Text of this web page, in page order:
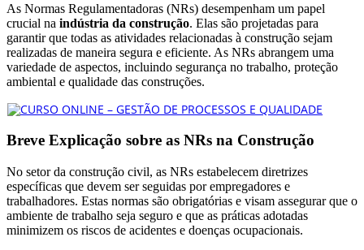
As Normas Regulamentadoras (NRs) desempenham um papel
crucial na indústria da construção. Elas são projetadas para
garantir que todas as atividades relacionadas à construção sejam
realizadas de maneira segura e eficiente. As NRs abrangem uma
variedade de aspectos, incluindo segurança no trabalho, proteção
ambiental e qualidade das construções.
Breve Explicação sobre as NRs na Construção
No setor da construção civil, as NRs estabelecem diretrizes
específicas que devem ser seguidas por empregadores e
trabalhadores. Estas normas são obrigatórias e visam assegurar que o
ambiente de trabalho seja seguro e que as práticas adotadas
minimizem os riscos de acidentes e doenças ocupacionais.